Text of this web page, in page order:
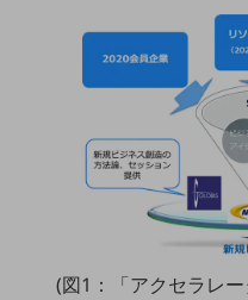
業種・業態で探す
(図1：「アクセラレ